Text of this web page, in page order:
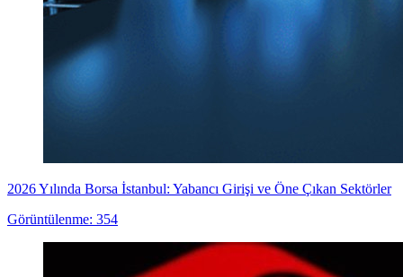
2026 Yılında Borsa İstanbul: Yabancı Girişi ve Öne Çıkan Sektörler
Görüntülenme: 354